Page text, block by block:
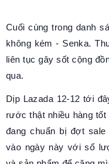
Cuối cùng trong danh
không kém - Senka.
liên tục gây sốt cộng
qua.
Dịp Lazada 12-12 tới
rước thật nhiều hàng
đang chuẩn bị đợt
vào ngày này với số